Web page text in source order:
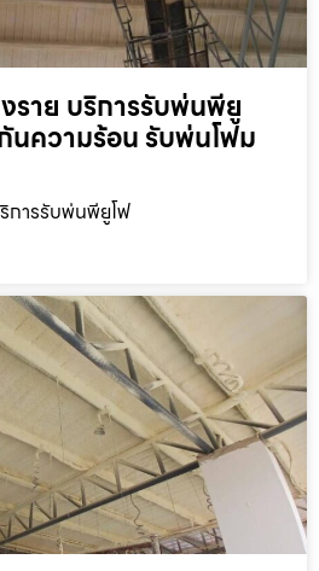
ราย บริการรับพ่นพียู
ความร้อน รับพ่นโฟม
การรับพ่นพียูโฟ